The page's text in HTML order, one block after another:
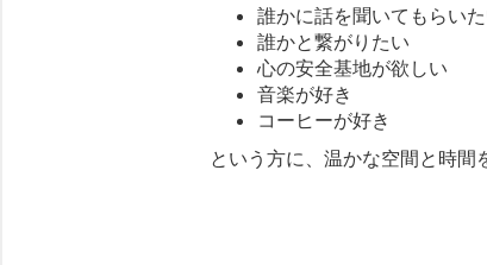
誰かに話を聞いてもらい
誰かと繋がりたい
心の安全基地が欲しい
音楽が好き
コーヒーが好き
という方に、温かな空間と時間